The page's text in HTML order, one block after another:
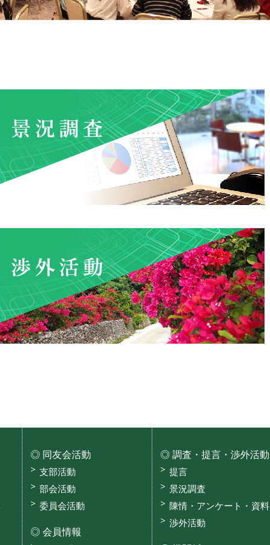
同友会活動
支部活動
部会活動
委員会活動
会員情報
調査・提言・渉外活動
提言
景況調査
陳情・アンケート・資料
渉外活動